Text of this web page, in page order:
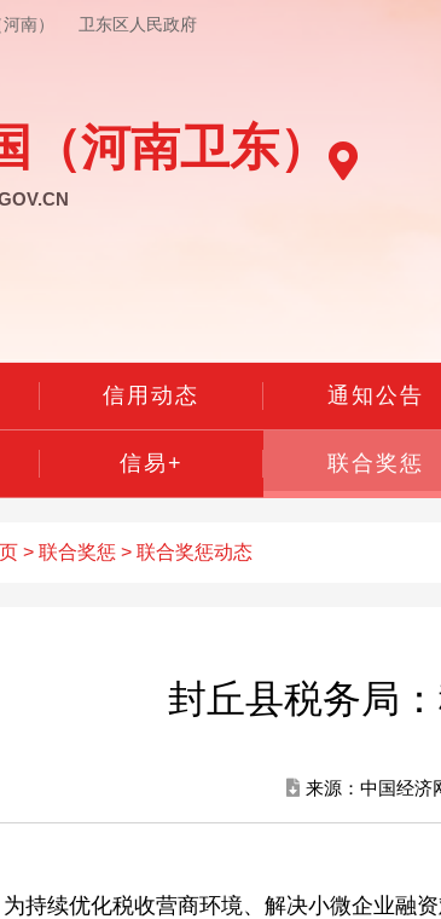
南） 卫东区人民政府
（河南卫东）
信用动态 通知公告
信易+ 联合奖惩
> 联合奖惩 > 联合奖惩动态
封丘县税务局
来源：中国经济
持续优化税收营商环境、解决小微企业融